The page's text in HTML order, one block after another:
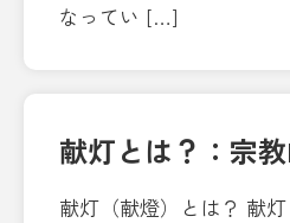
なってい […]
献灯とは？：宗
献灯（献燈）とは？ 献